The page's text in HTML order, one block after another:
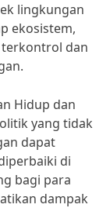
lingkungan
ekosistem,
dan
Hidup dan
yang tidak
dapat
di
bagi para
dampak